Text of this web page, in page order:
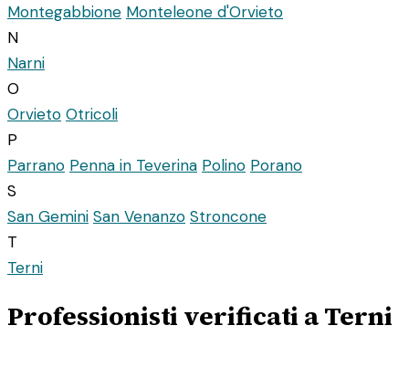
Montegabbione Monteleone d'Orvieto
N
Narni
O
Orvieto Otricoli
P
Parrano Penna in Teverina Polino Porano
S
San Gemini San Venanzo Stroncone
T
Terni
Professionisti verificati a Terni